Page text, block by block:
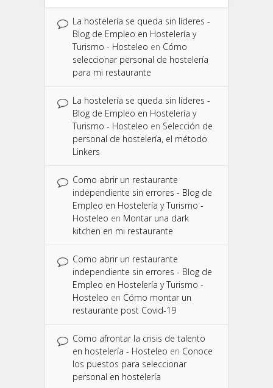
La hostelería se queda sin líderes -
Blog de Empleo en Hostelería y
Turismo - Hosteleo en Cómo
seleccionar personal de hostelería
para mi restaurante
La hostelería se queda sin líderes -
Blog de Empleo en Hostelería y
Turismo - Hosteleo en Selección de
personal de hostelería, el método
Linkers
Como abrir un restaurante
independiente sin errores - Blog de
Empleo en Hostelería y Turismo -
Hosteleo en Montar una dark
kitchen en mi restaurante
Como abrir un restaurante
independiente sin errores - Blog de
Empleo en Hostelería y Turismo -
Hosteleo en Cómo montar un
restaurante post Covid-19
Como afrontar la crisis de talento
en hostelería - Hosteleo en Conoce
los puestos para seleccionar
personal en hostelería